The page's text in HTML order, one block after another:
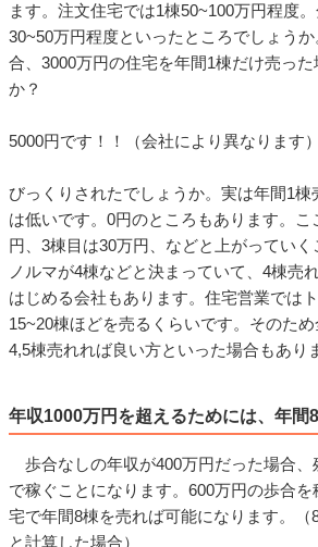
ます。注文住宅では1棟50~100万円程度
30~50万円程度といったところでしょう
合、3000万円の住宅を年間1棟だけ売った
か？
5000円です！！（会社により異なります）
びっくりされたでしょうか。実は年間1棟
は低いです。0円のところもあります。こ
円、3棟目は30万円、などと上がってい
ノルマが4棟などと決まっていて、4棟売
はじめる会社もあります。住宅営業では
15~20棟ほどを売るくらいです。そのた
4,5棟売れれば良い方といった場合もあり
年収1000万円を超えるためには、年間
歩合なしの年収が400万円だった場合、
で稼ぐことになります。600万円の歩合
宅で年間8棟を売れば可能になります。（
と計算した場合）